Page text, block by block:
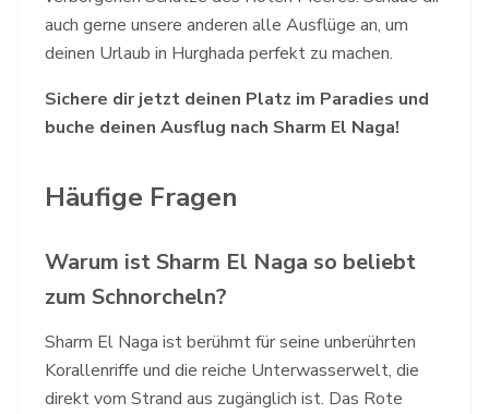
auch gerne unsere anderen alle Ausflüge an, um
deinen Urlaub in Hurghada perfekt zu machen.
Sichere dir jetzt deinen Platz im Paradies und
buche deinen Ausflug nach Sharm El Naga!
Häufige Fragen
Warum ist Sharm El Naga so beliebt
zum Schnorcheln?
Sharm El Naga ist berühmt für seine unberührten
Korallenriffe und die reiche Unterwasserwelt, die
direkt vom Strand aus zugänglich ist. Das Rote